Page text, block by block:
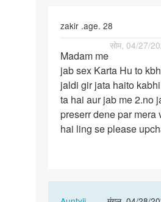
zakir .age. 28
सोम, 04/27/
Madam
me
jab
sex
Karta
Hu
Madam me
jab sex Karta Hu to
jaldi gir jata haito
ta hai aur jab me 2.no
preserr dene par mera
hai ling se please